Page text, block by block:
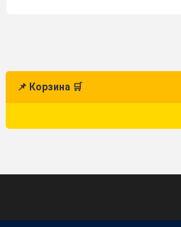
📌 Корзина 🛒